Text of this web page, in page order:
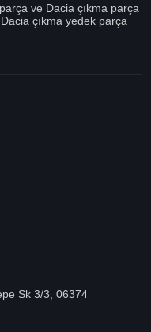
ve Dacia çıkma parça
çıkma yedek parça
Sk 3/3, 06374